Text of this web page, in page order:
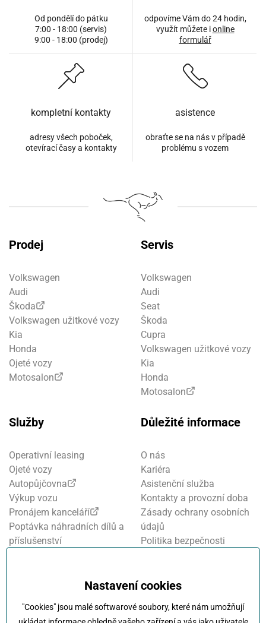
Nastavení cookies
"Cookies" jsou malé softwarové soubory, které nám umožňují
Od pondělí do pátku
7:00 - 18:00 (servis)
9:00 - 18:00 (prodej)
odpovíme Vám do 24 hodin,
využít můžete ionline
formulář
kompletní kontakty
adresy všech poboček,
otevírací časy a kontakty
asistence
obraťte se na nás v případě
problému s vozem
Prodej
Volkswagen
Audi
Škoda
Volkswagen užitkové vozy
Kia
Honda
Ojeté vozy
Motosalon
Servis
Volkswagen
Audi
Seat
Škoda
Cupra
Volkswagen užitkové vozy
Kia
Honda
Motosalon
Služby
Operativní leasing
Ojeté vozy
Autopůjčovna
Výkup vozu
Pronájem kanceláří
Poptávka náhradních dílů a
příslušenství
Důležité informace
O nás
Kariéra
Asistenční služba
Kontakty a provozní doba
Zásady ochrany osobních
údajů
Politika bezpečnosti
Oznamovací systém
Kola Klokočka - ukončení